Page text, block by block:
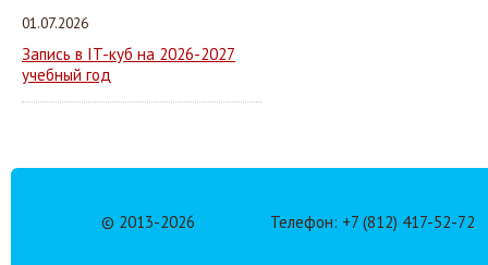
01.07.2026
Запись в IT-куб на 2026-2027
учебный год
© 2013-2026 Телефон: +7 (812) 417-52-72